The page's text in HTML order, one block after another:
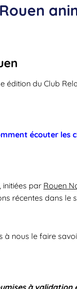
édition du Club
écouter les
initiées par Rouen
récentes dans le
à nous le faire